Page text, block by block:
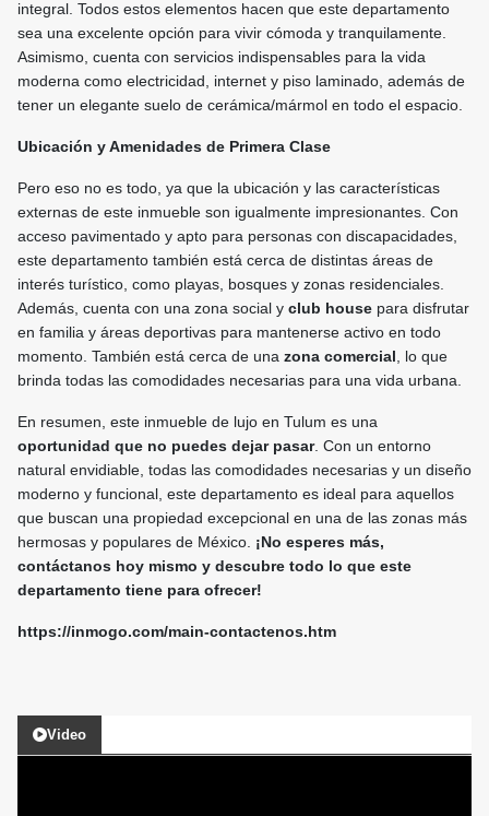
integral. Todos estos elementos hacen que este departamento
sea una excelente opción para vivir cómoda y tranquilamente.
Asimismo, cuenta con servicios indispensables para la vida
moderna como electricidad, internet y piso laminado, además de
tener un elegante suelo de cerámica/mármol en todo el espacio.
Ubicación y Amenidades de Primera Clase
Pero eso no es todo, ya que la ubicación y las características
externas de este inmueble son igualmente impresionantes. Con
acceso pavimentado y apto para personas con discapacidades,
este departamento también está cerca de distintas áreas de
interés turístico, como playas, bosques y zonas residenciales.
Además, cuenta con una zona social y club house para disfrutar
en familia y áreas deportivas para mantenerse activo en todo
momento. También está cerca de una zona comercial , lo que
brinda todas las comodidades necesarias para una vida urbana.
En resumen, este inmueble de lujo en Tulum es una
oportunidad que no puedes dejar pasar. Con un entorno
natural envidiable, todas las comodidades necesarias y un diseño
moderno y funcional, este departamento es ideal para aquellos
que buscan una propiedad excepcional en una de las zonas más
hermosas y populares de México. ¡No esperes más,
contáctanos hoy mismo y descubre todo lo que este
departamento tiene para ofrecer!
https://inmogo.com/main-contactenos.htm
Video